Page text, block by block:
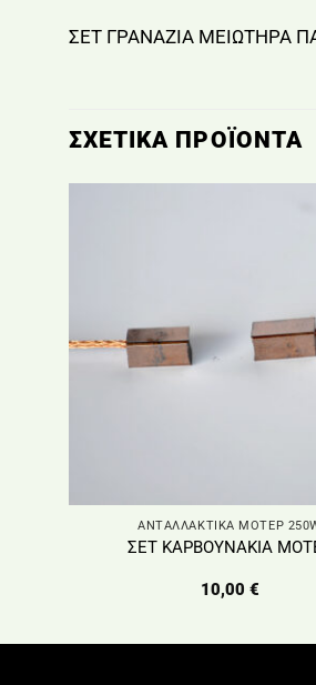
ΣΕΤ ΓΡΑΝΑΖΙΑ ΜΕΙΩΤΗΡΑ
ΣΧΕΤΙΚΆ ΠΡΟΪΌΝΤΑ
ΑΝΤΑΛΛΑΚΤΙΚΑ ΜΟΤΕΡ
ΣΕΤ ΚΑΡΒΟΥΝΑΚΙΑ
10,00 €